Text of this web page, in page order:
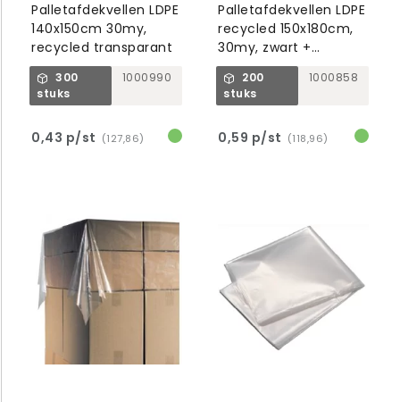
Palletafdekvellen LDPE
140x150cm 30my,
recycled transparant
300
stuks
1000990
0,43 p/st (127,86)
Palletafdekvellen LDPE
recycled 150x180cm,
30my, zwart +
afscheurperforatie
200
stuks
1000858
0,59 p/st (118,96)